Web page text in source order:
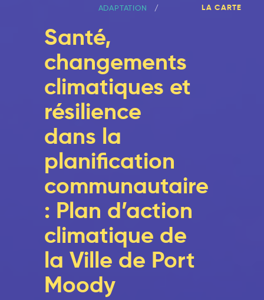
ADAPTATION
LA CARTE
Santé,
changements
climatiques et
résilience
dans la
planification
communautaire
: Plan d’action
climatique de
la Ville de Port
Moody